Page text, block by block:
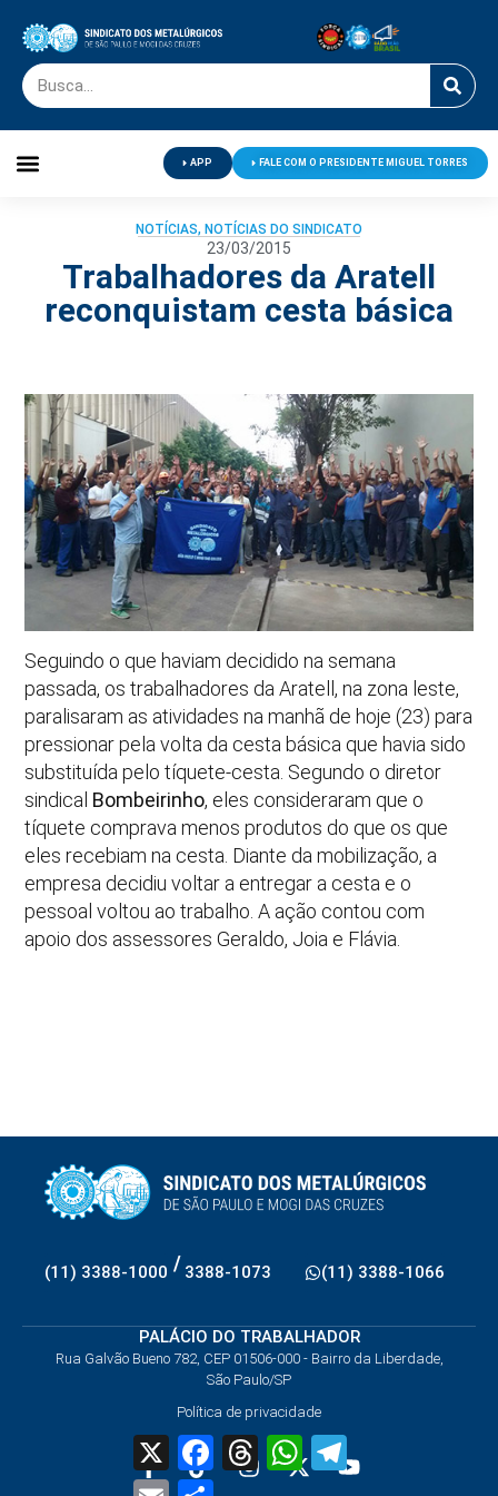
APP FALE COM O PRESIDENTE MIGUEL TORRES
NOTÍCIAS, NOTÍCIAS DO SINDICATO
23/03/2015
Trabalhadores da Aratell
reconquistam cesta básica
Seguindo o que haviam decidido na semana
passada, os trabalhadores da Aratell, na zona leste,
paralisaram as atividades na manhã de hoje (23) para
pressionar pela volta da cesta básica que havia sido
substituída pelo tíquete-cesta. Segundo o diretor
sindical Bombeirinho, eles consideraram que o
tíquete comprava menos produtos do que os que
eles recebiam na cesta. Diante da mobilização, a
empresa decidiu voltar a entregar a cesta e o
pessoal voltou ao trabalho. A ação contou com
apoio dos assessores Geraldo, Joia e Flávia.
(11) 3388-1000 / 3388-1073 (11) 3388-1066
PALÁCIO DO TRABALHADOR
Rua Galvão Bueno 782, CEP 01506-000 - Bairro da Liberdade,
São Paulo/SP
Política de privacidade
X FacebookThreadsWhatsApp
Email